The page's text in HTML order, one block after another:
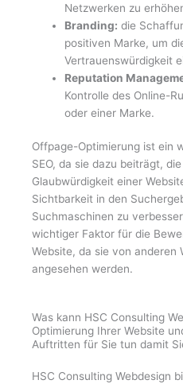
Netzwerken zu
Branding: die
positiven Marke, um
Vertrauenswürdigkeit
Reputation
Kontrolle des Online-
oder einer Marke.
Offpage-Optimierung ist ein
SEO, da sie dazu beiträgt,
Glaubwürdigkeit einer
Sichtbarkeit in den
Suchmaschinen zu
wichtiger Faktor für die
Website, da sie von anderen
angesehen werden.
Was kann HSC Consulting
Optimierung Ihrer Website
Auftritten für Sie tun damit
HSC Consulting Webdesign